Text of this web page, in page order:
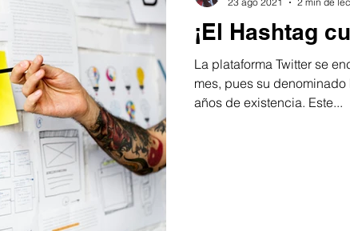
¡El Hashtag
La plataforma Twitter se
mes, pues su
años de existencia. Este...